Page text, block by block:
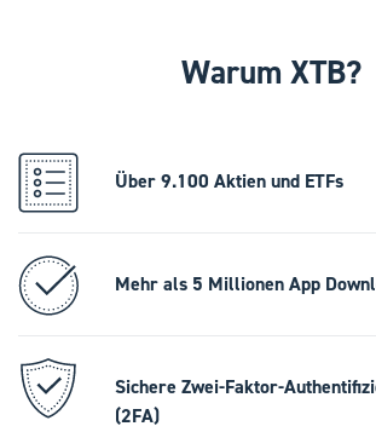
Warum XTB?
Über 9.100 Aktien und ETFs
Mehr als 5 Millionen App
Sichere Zwei-Faktor-
(2FA)